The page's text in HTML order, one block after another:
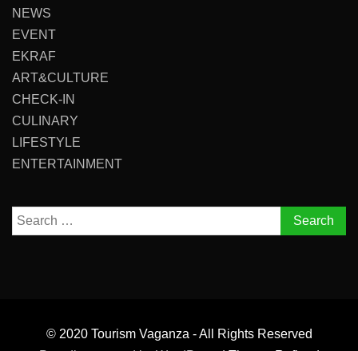
NEWS
EVENT
EKRAF
ART&CULTURE
CHECK-IN
CULINARY
LIFESTYLE
ENTERTAINMENT
Search
for:
© 2020 Tourism Vaganza - All Rights Reserved